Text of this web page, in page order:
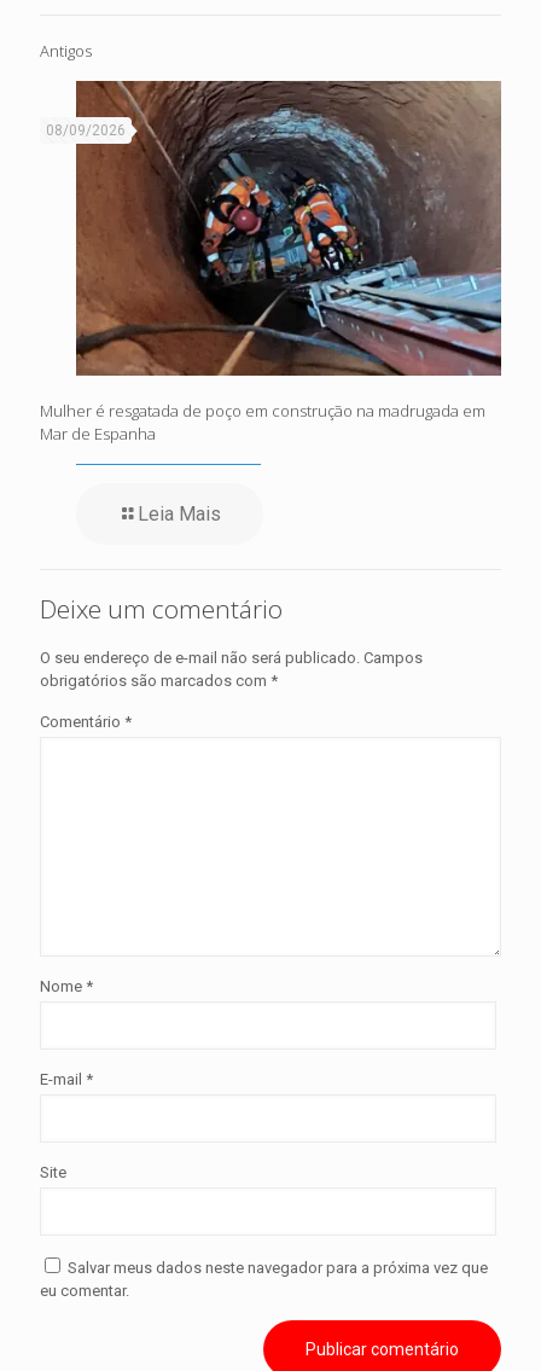
Antigos
08/09/2026
Mulher é resgatada de poço em construção na madrugada em
Mar de Espanha
Leia Mais
Deixe um comentário
O seu endereço de e-mail não será publicado. Campos
obrigatórios são marcados com *
Comentário *
Nome *
E-mail *
Site
Salvar meus dados neste navegador para a próxima vez que
eu comentar.